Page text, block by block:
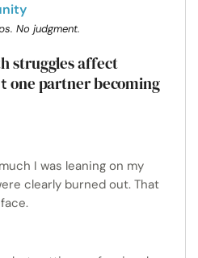
No judgment.
struggles affect
one partner becoming
I was leaning on my
clearly burned out. That